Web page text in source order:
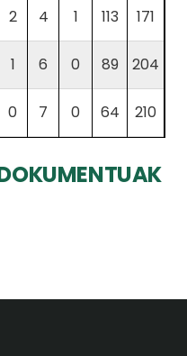
2 4 1 113 171
1 6 0 89 204
0 7 0 64 210